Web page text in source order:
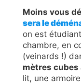
Moins vous
sera le
on est
chambre, en
(veinards !)
mètres cubes
lit, une